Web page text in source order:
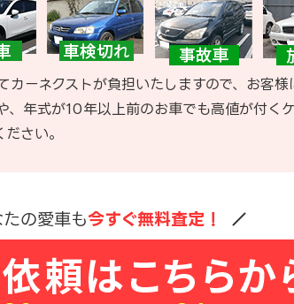
カーネクストが負担いたしますので、お客
年式が10年以上前のお車でも高値が付く
さい。
たの愛車も今すぐ無料査定！